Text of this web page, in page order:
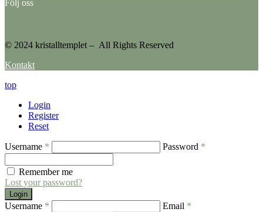
Följ oss
© 2024 kristalltemplet – All Rights Reserved
Kontakt
top
Login
Register
Reset
Username * Password *
Remember me
Lost your password?
Login
Username * Email *